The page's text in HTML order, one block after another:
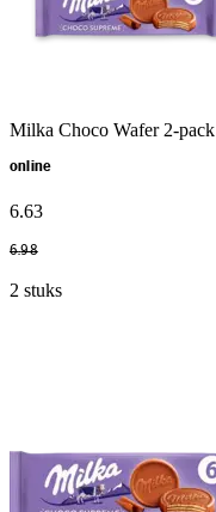
Milka Choco Wafer 2-pack
online
6.63
6.98
2 stuks